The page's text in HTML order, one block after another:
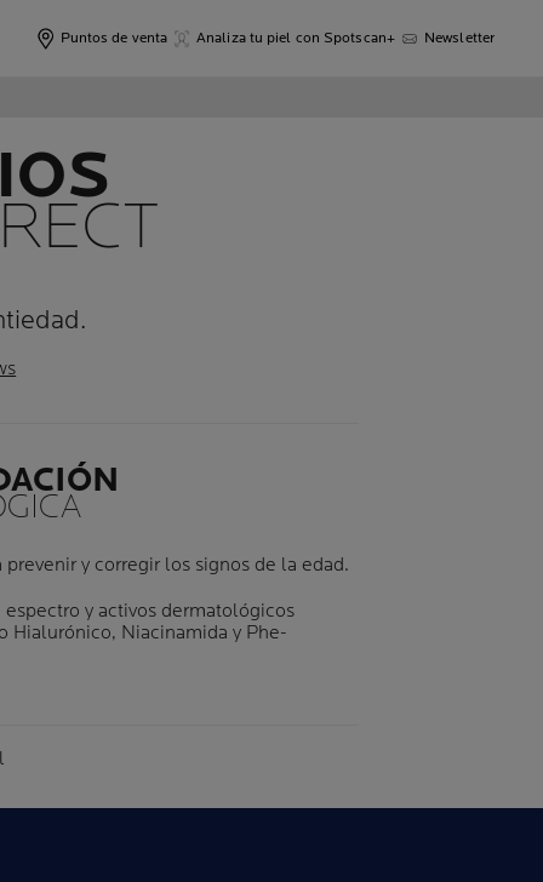
Puntos de venta Analiza tu piel con Spotscan+ Newsletter
y corregir los signos de la edad.
y activos dermatológicos
Hialurónico, Niacinamida y Phe-